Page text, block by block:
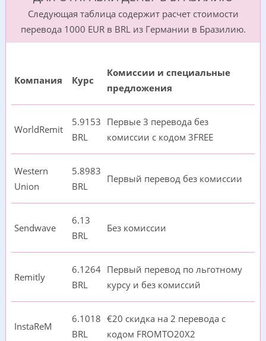
Следующая таблица содержит расчет стоимости
перевода 1000 EUR в BRL из Германии в Бразилию.
Компания Курс
Комиссии и специальные
предложения
WorldRemit
5.9153
BRL
Первые 3 перевода без
комиссии с кодом 3FREE
Western
Union
5.8983
BRL
Первый перевод без комиссии
Sendwave
6.13
BRL
Без комиссии
Remitly
6.1264
BRL
Первый перевод по льготному
курсу и без комиссий
InstaReM
6.1018
BRL
€20 cкидка на 2 перевода с
кодом FROMTO20X2